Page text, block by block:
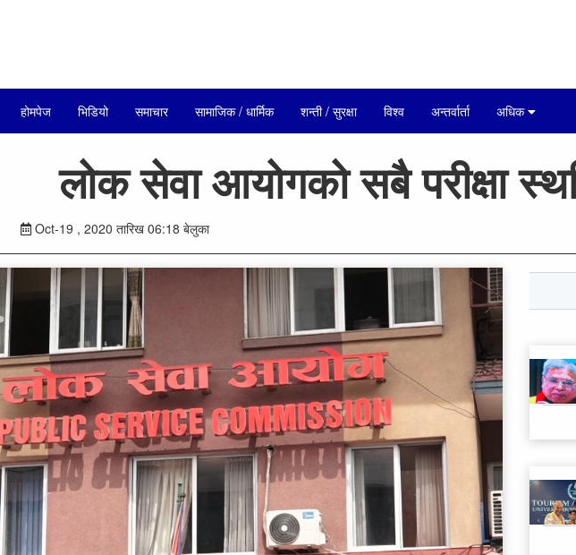
होमपेज भिडियो समाचार सामाजिक / धार्मिक शन्ती / सुरक्षा विश्व अन्तर्वार्ता अधिक
लोक सेवा आयोगको सबै परीक्षा
Oct-19 , 2020 तारिख 06:18 बेलुका